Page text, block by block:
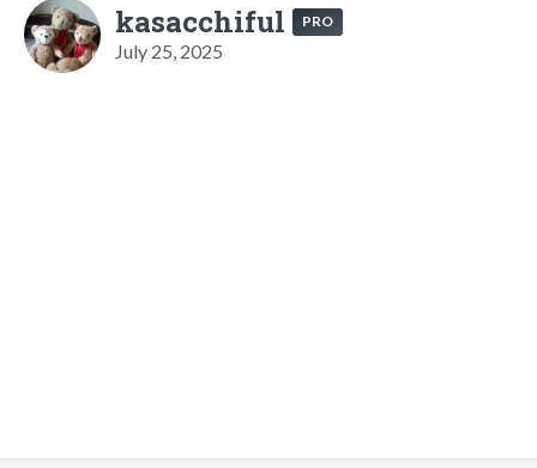
kasacchiful PRO
July 25, 2025